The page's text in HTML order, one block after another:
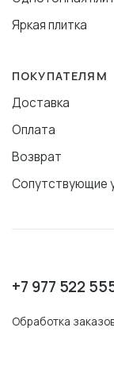
Яркая плитка
ПОКУПАТЕЛЯМ
Доставка
Оплата
Возврат
Сопутствующие
+7 977 522
Обработка